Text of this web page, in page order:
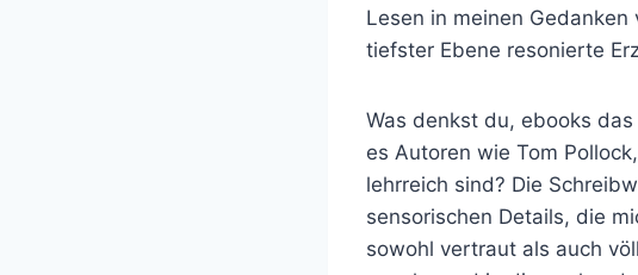
Lesen in meinen
tiefster Ebene resonierte
Was denkst du, ebooks
es Autoren wie Tom
lehrreich sind? Die
sensorischen Details, die
sowohl vertraut als auch